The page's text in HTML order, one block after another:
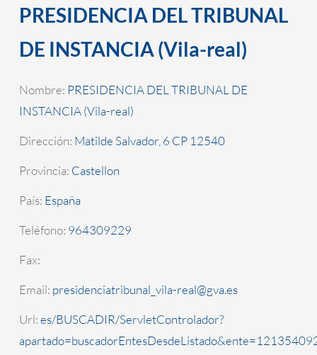
PRESIDENCIA DEL TRIBUNAL
DE INSTANCIA (Vila-real)
Nombre: PRESIDENCIA DEL TRIBUNAL DE
INSTANCIA (Vila-real)
Dirección: Matilde Salvador, 6 CP 12540
Provincia: Castellon
País: España
Teléfono: 964309229
Fax:
Email: presidenciatribunal_vila-real@gva.es
Url:es/BUSCADIR/ServletControlador?